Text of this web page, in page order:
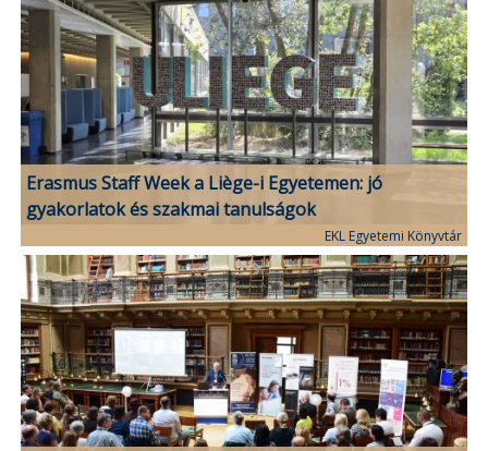
Erasmus Staff Week a Liège-i Egyetemen: jó
gyakorlatok és szakmai tanulságok
EKL Egyetemi Könyvtár